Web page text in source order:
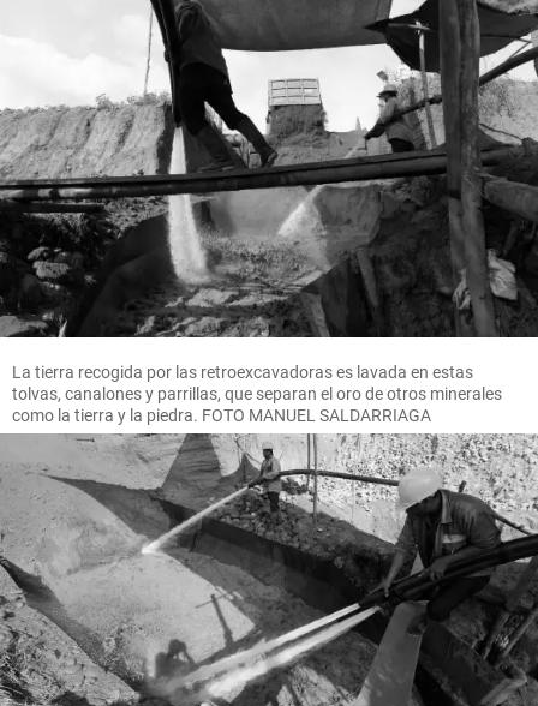
La tierra recogida por las retroexcavadoras es lavada en estas
tolvas, canalones y parrillas, que separan el oro de otros minerales
como la tierra y la piedra. FOTO MANUEL SALDARRIAGA